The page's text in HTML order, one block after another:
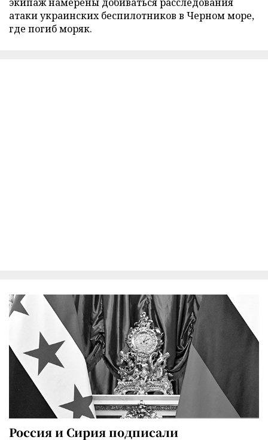
атаки украинских беспилотников в Черном море,
где погиб моряк.
Россия и Сирия подписали